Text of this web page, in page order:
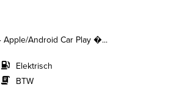
· Apple/Android Car Play �...
Elektrisch
BTW